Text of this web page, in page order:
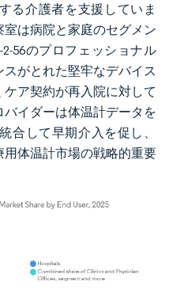
る介護者を支援していま
は病院と家庭のセグメン
2-56のプロフェッショナル
がとれた堅牢なデバイス
ア契約が再入院に対して
イダーは体温計データを
合して早期介入を促し、
体温計市場の戦略的重要